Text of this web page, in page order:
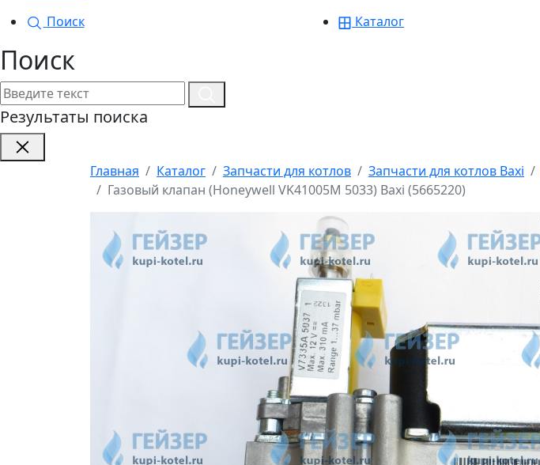
Поиск
Каталог
Поиск
Результаты поиска
Главная Каталог Запчасти для котлов Запчасти для котлов Baxi
Газовый клапан (Honeywell VK41005M 5033) Baxi (5665220)